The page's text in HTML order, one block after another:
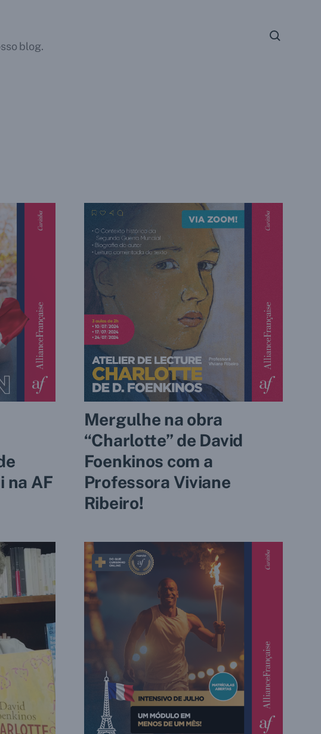
blog.
na AF
Mergulhe na obra
“Charlotte” de David
Foenkinos com a
Professora Viviane
Ribeiro!